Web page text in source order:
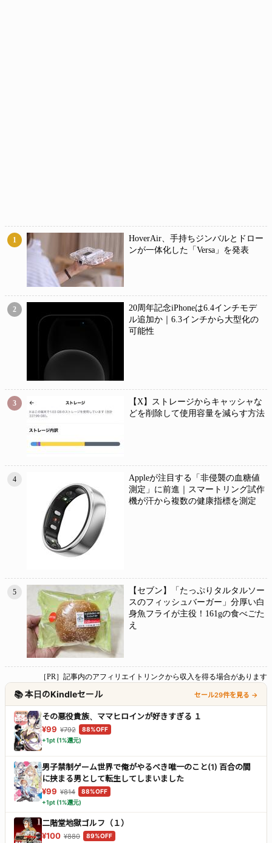
1
HoverAir、手持ちジンバルとドロー
ンが一体化した「Versa」を発表
2
20周年記念iPhoneは6.4インチモデ
ル追加か｜6.3インチから大型化の
可能性
3
【X】ストレージからキャッシャな
どを削除して使用容量を減らす方法
4
Appleが注目する「非侵襲の血糖値
測定」に前進｜スマートリング試作
機が汗から複数の健康指標を測定
5
【セブン】「たっぷりタルタルソー
スのフィッシュバーガー」分厚い白
身魚フライが主役！161gの食べごた
え
［PR］記事内のアフィリエイトリンクから収入を得る場合があります
📚 本日のKindleセール セール29件を見る →
その悪役貴族、ママヒロインが好きすぎる １
¥99 ¥792
88%OFF
+1pt (1%還元)
男子禁制ゲーム世界で俺がやるべき唯一のこと(1) 百合の間
に挟まる男として転生してしまいました
¥99 ¥814
88%OFF
+1pt (1%還元)
二階堂地獄ゴルフ（１）
¥100 ¥880 89%OFF